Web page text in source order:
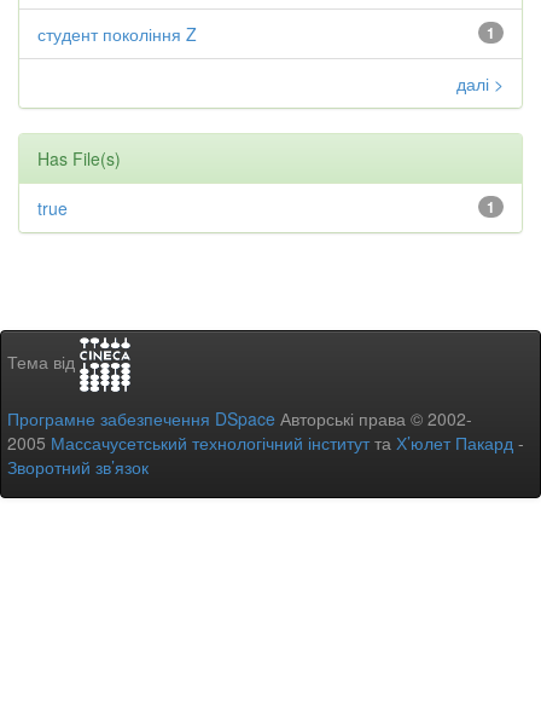
1
студент покоління Z
далі >
Has File(s)
1
true
Тема від
Програмне забезпечення DSpace Авторські права © 2002-
2005 Массачусетський технологічний інститутта Х’юлет Пакард -
Зворотний зв’язок